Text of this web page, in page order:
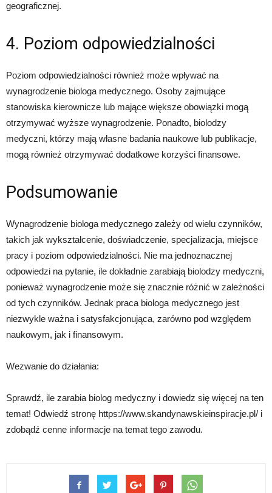
geograficznej.
4. Poziom odpowiedzialności
Poziom odpowiedzialności również może wpływać na
wynagrodzenie biologa medycznego. Osoby zajmujące
stanowiska kierownicze lub mające większe obowiązki mogą
otrzymywać wyższe wynagrodzenie. Ponadto, biolodzy
medyczni, którzy mają własne badania naukowe lub publikacje,
mogą również otrzymywać dodatkowe korzyści finansowe.
Podsumowanie
Wynagrodzenie biologa medycznego zależy od wielu czynników,
takich jak wykształcenie, doświadczenie, specjalizacja, miejsce
pracy i poziom odpowiedzialności. Nie ma jednoznacznej
odpowiedzi na pytanie, ile dokładnie zarabiają biolodzy medyczni,
ponieważ wynagrodzenie może się znacznie różnić w zależności
od tych czynników. Jednak praca biologa medycznego jest
niezwykle ważna i satysfakcjonująca, zarówno pod względem
naukowym, jak i finansowym.
Wezwanie do działania:
Sprawdź, ile zarabia biolog medyczny i dowiedz się więcej na ten
temat! Odwiedź stronę https://www.skandynawskieinspiracje.pl/ i
zdobądź cenne informacje na temat tego zawodu.